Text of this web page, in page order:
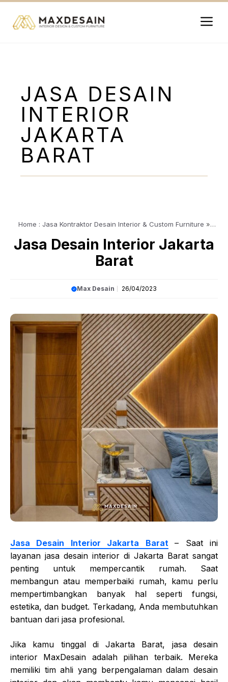
JASA DESAIN
INTERIOR
JAKARTA
BARAT
Home : Jasa Kontraktor Desain Interior & Custom Furniture »
Jasa Desain Interior Jakarta
Barat
Max Desain 26/04/2023
Jasa Desain Interior Jakarta Barat
– Saat ini
layanan jasa desain interior di Jakarta Barat sangat
penting untuk mempercantik rumah. Saat
membangun atau memperbaiki rumah, kamu perlu
mempertimbangkan banyak hal seperti fungsi,
estetika, dan budget. Terkadang, Anda membutuhkan
bantuan dari jasa profesional.
Jika kamu tinggal di Jakarta Barat, jasa desain
interior MaxDesain adalah pilihan terbaik. Mereka
memiliki tim ahli yang berpengalaman dalam desain